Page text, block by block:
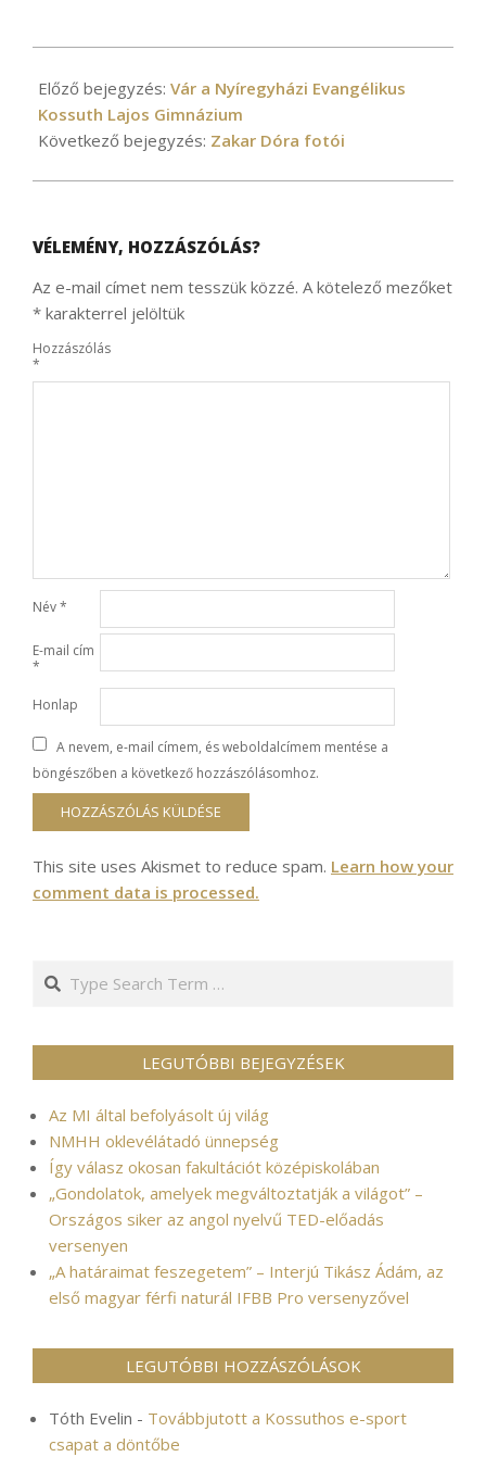
01-
19
Előző bejegyzés: Vár a Nyíregyházi Evangélikus
Kossuth Lajos Gimnázium
Következő bejegyzés: Zakar Dóra fotói
VÉLEMÉNY, HOZZÁSZÓLÁS?
Az e-mail címet nem tesszük közzé. A kötelező mezőket
* karakterrel jelöltük
Hozzászólás
*
Név*
E-mail cím
*
Honlap
A nevem, e-mail címem, és weboldalcímem mentése a
böngészőben a következő hozzászólásomhoz.
This site uses Akismet to reduce spam. Learn how your
comment data is processed.
Search
LEGUTÓBBI BEJEGYZÉSEK
Az MI által befolyásolt új világ
NMHH oklevélátadó ünnepség
Így válasz okosan fakultációt középiskolában
„Gondolatok, amelyek megváltoztatják a világot” –
Országos siker az angol nyelvű TED-előadás
versenyen
„A határaimat feszegetem” – Interjú Tikász Ádám, az
első magyar férfi naturál IFBB Pro versenyzővel
LEGUTÓBBI HOZZÁSZÓLÁSOK
Tóth Evelin - Továbbjutott a Kossuthos e-sport
csapat a döntőbe